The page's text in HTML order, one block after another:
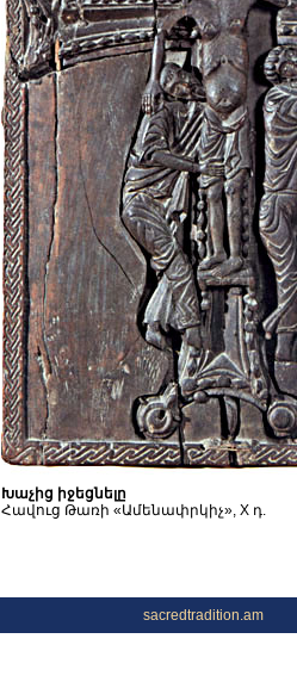
Խաչից իջեցնելը
Հավուց Թառի «Ամենափրկիչ», X դ.
sacredtradition.am